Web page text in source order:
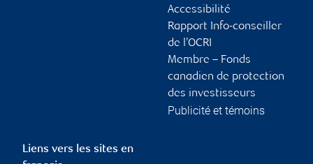
Accessibilité
Rapport Info-conseiller
de l’OCRI
Membre – Fonds
canadien de protection
des investisseurs
Publicité et témoins
Liens vers les sites en